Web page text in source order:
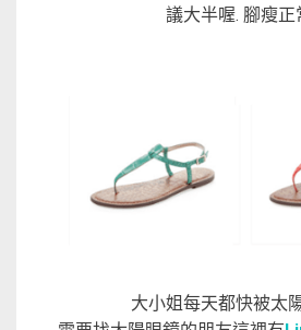
議大半喔. 腳瘦正
大小姐每天都快被太